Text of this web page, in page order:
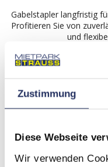
Zustimmung
Diese Webseite
Wir verwenden
Gabelstapler langfristig
Profitieren Sie von
und
Baumaschinen für
wirtschaftlich,